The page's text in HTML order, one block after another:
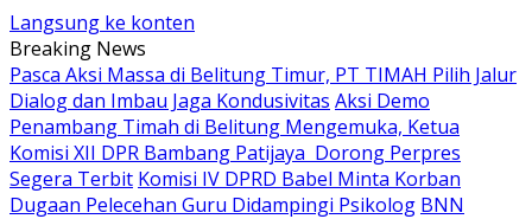
Langsung ke konten
Breaking News
Pasca Aksi Massa di Belitung Timur, PT TIMAH Pilih Jalur
Dialog dan Imbau Jaga Kondusivitas Aksi Demo
Penambang Timah di Belitung Mengemuka, Ketua
Komisi XII DPR Bambang Patijaya Dorong Perpres
Segera Terbit Komisi IV DPRD Babel Minta Korban
Dugaan Pelecehan Guru Didampingi Psikolog BNN